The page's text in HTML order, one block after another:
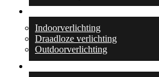
Indoorverlichting
Draadloze verlichting
Outdoorverlichting